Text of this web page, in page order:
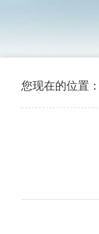
您现在的位置：